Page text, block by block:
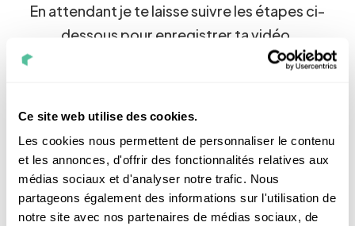
Ce site web utilise des cookies.
Les cookies nous permettent de personnaliser le contenu
et les annonces, d'offrir des fonctionnalités relatives aux
médias sociaux et d'analyser notre trafic. Nous
partageons également des informations sur l'utilisation de
notre site avec nos partenaires de médias sociaux, de
En attendant je te laisse suivre les étapes ci-
dessous pour enregistrer ta vidéo.
Si tu as un doute envoie moi un mail sur
Quand tu te sens prêt(e), clique sur “enregistrer”
pour commencer l’enregistrement de la vidéo.